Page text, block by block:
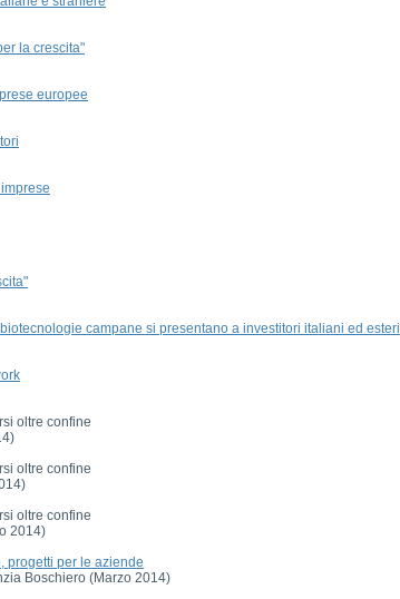
la crescita"
europee
campane si presentano a investitori italiani ed esteri
oltre confine
oltre confine
oltre confine
2014)
progetti per le aziende
Boschiero (Marzo 2014)